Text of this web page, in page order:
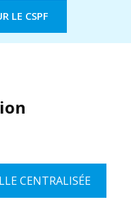
LE CSPF
CENTRALISÉE